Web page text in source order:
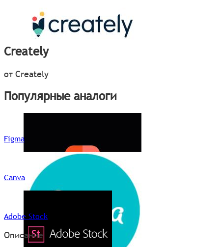
Creately
от Creately
Популярные аналоги
Figma
Canva
Adobe Stock
Описание